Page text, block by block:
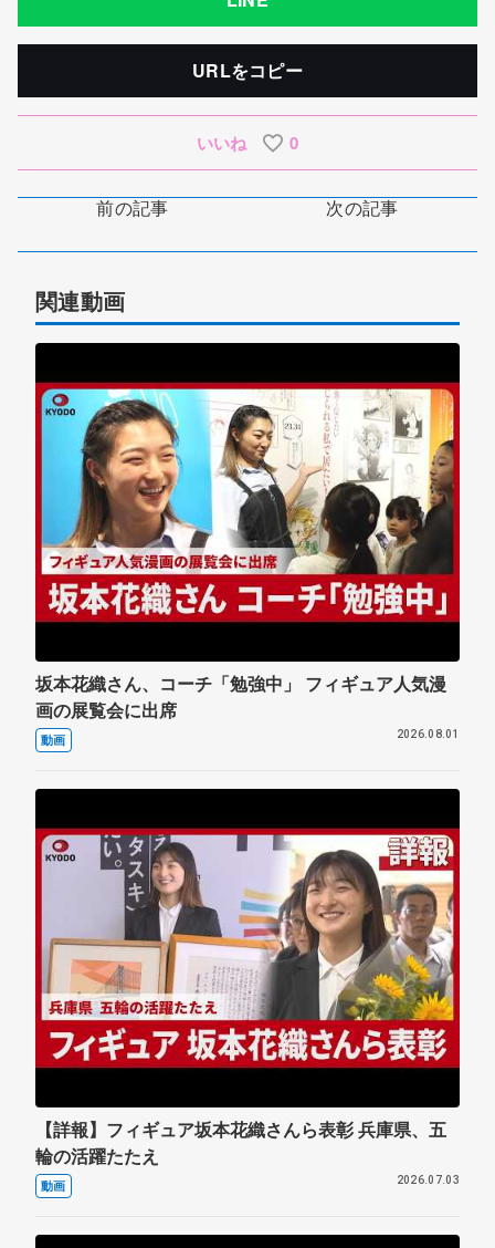
URLをコピー
いいね 0
前の記事 次の記事
関連動画
坂本花織さん、コーチ「勉強中」 フィギュア人気漫
画の展覧会に出席
動画 2026.08.01
【詳報】フィギュア坂本花織さんら表彰 兵庫県、五
輪の活躍たたえ
動画 2026.07.03